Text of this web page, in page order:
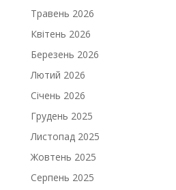
Травень 2026
Квітень 2026
Березень 2026
Лютий 2026
Січень 2026
Грудень 2025
Листопад 2025
Жовтень 2025
Серпень 2025